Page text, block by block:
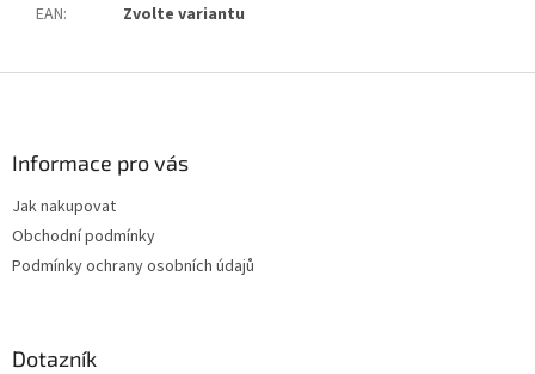
EAN: Zvolte variantu
Informace pro vás
Jak nakupovat
Obchodní podmínky
Podmínky ochrany osobních údajů
Dotazník